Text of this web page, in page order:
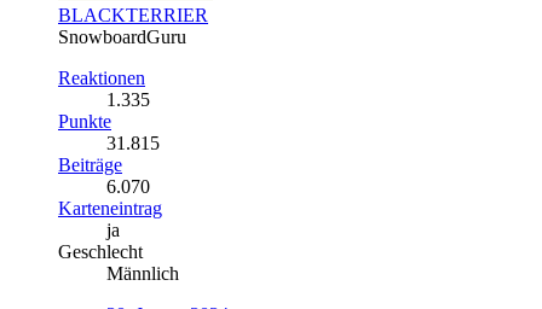
BLACKTERRIER
SnowboardGuru
Reaktionen
1.335
Punkte
31.815
Beiträge
6.070
Karteneintrag
ja
Geschlecht
Männlich